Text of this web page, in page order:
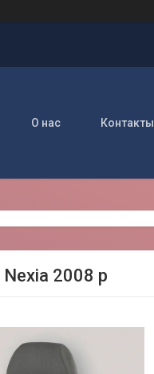
О нас Контакты
Nexia 2008 р